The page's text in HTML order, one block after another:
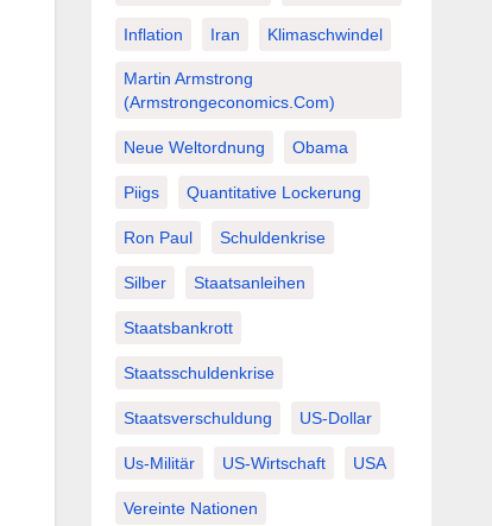
Inflation Iran Klimaschwindel
Martin Armstrong
(Armstrongeconomics.com)
Neue Weltordnung Obama
Piigs Quantitative Lockerung
Ron Paul Schuldenkrise
Silber Staatsanleihen
Staatsbankrott
Staatsschuldenkrise
Staatsverschuldung US-Dollar
Us-Militär US-Wirtschaft USA
Vereinte Nationen